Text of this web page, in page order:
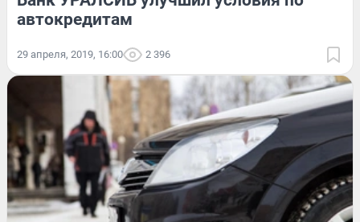
автокредитам
29 апреля, 2019, 16:00 2 396